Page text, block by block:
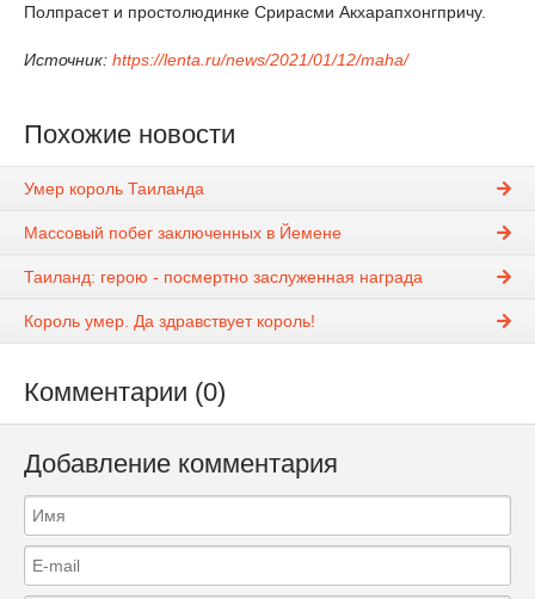
Полпрасет и простолюдинке Срирасми Акхарапхонгпричу.
Источник: https://lenta.ru/news/2021/01/12/maha/
Похожие новости
Умер король Таиланда
Массовый побег заключенных в Йемене
Таиланд: герою - посмертно заслуженная награда
Король умер. Да здравствует король!
Комментарии (0)
Добавление комментария